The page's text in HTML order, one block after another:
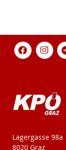
KPÖ-Steiermark
Lagergasse 98a
8020 Graz